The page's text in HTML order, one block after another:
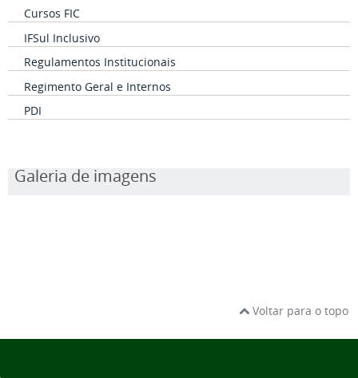
Cursos FIC
IFSul Inclusivo
Regulamentos Institucionais
Regimento Geral e Internos
PDI
Galeria de imagens
Voltar para o topo